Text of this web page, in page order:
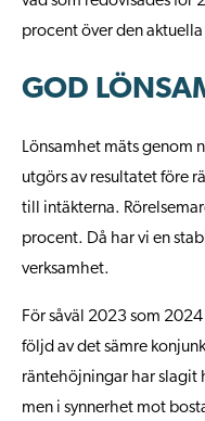
procent över den
GOD
Lönsamhet mäts genom
utgörs av resultatet före
till intäkterna.
procent. Då har vi en
verksamhet.
För såväl 2023 som
följd av det sämre
räntehöjningar har slagit
men i synnerhet mot